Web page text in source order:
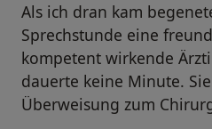
Als ich dran kam
Sprechstunde eine
kompetent wirkende
dauerte keine Minute.
Überweisung zum